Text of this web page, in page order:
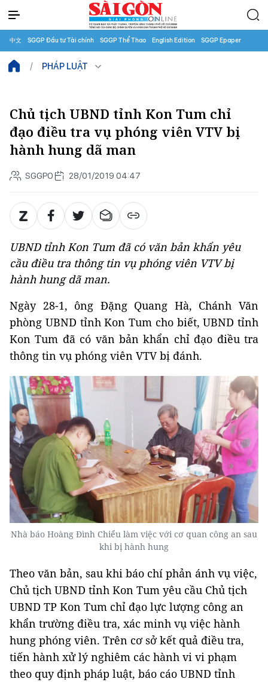
中文 SGGP Đầu tư Tài chính SGGP Thể Thao English Edition SGGP Epaper
PHÁP LUẬT
Chủ tịch UBND tỉnh Kon Tum chỉ
đạo điều tra vụ phóng viên VTV bị
hành hung dã man
SGGPO 28/01/2019 04:47
UBND tỉnh Kon Tum đã có văn bản khẩn yêu
cầu điều tra thông tin vụ phóng viên VTV bị
hành hung dã man.
Ngày 28-1, ông Đặng Quang Hà, Chánh Văn
phòng UBND tỉnh Kon Tum cho biết, UBND tỉnh
Kon Tum đã có văn bản khẩn chỉ đạo điều tra
thông tin vụ phóng viên VTV bị đánh.
Nhà báo Hoàng Đình Chiểu làm việc với cơ quan công an sau
khi bị hành hung
Theo văn bản, sau khi báo chí phản ánh vụ việc,
Chủ tịch UBND tỉnh Kon Tum yêu cầu Chủ tịch
UBND TP Kon Tum chỉ đạo lực lượng công an
khẩn trường điều tra, xác minh vụ việc hành
hung phóng viên. Trên cơ sở kết quả điều tra,
tiến hành xử lý nghiêm các hành vi vi phạm
theo quy định pháp luật, báo cáo UBND tỉnh